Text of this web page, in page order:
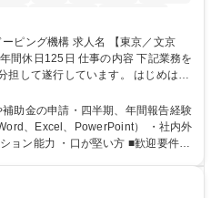
人名 【東京／文京
の内容 下記業務を
担して遂行しています。 はじめは担
くゆくはリーダーやマネージャーポ
。 【総務・人事グルー
用活動 ・教育研修の企画、実行 ・勤
会議運営（評議員会、理事会） ・
せ、相談対応 ・その他日常の総務
助金の申請・四半期、年間報告経験
、Excel、PowerPoint） ・社内外
力 ・口が堅い方 ■歓迎要件